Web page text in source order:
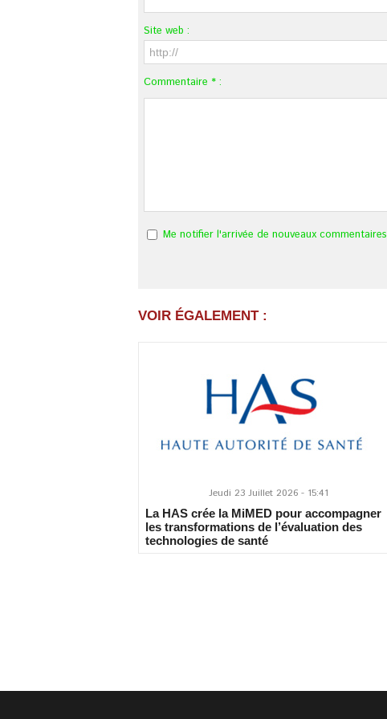
Site web :
Commentaire * :
Me notifier l'arrivée de nouveaux commentaires
VOIR ÉGALEMENT :
Jeudi 23 Juillet 2026 - 15:41
La HAS crée la MiMED pour accompagner
les transformations de l’évaluation des
technologies de santé